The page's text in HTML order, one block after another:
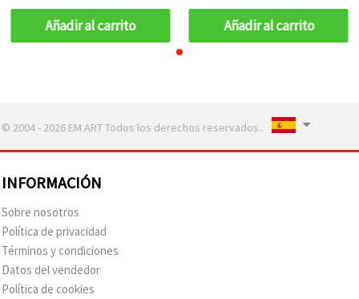
Añadir al carrito Añadir al carrito
© 2004 - 2026 EM ART Todos los derechos reservados..
INFORMACIÓN
Sobre nosotros
Política de privacidad
Términos y condiciones
Datos del vendedor
Política de cookies